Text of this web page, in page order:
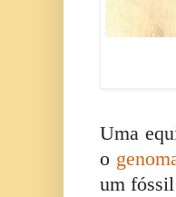
Uma
o
um